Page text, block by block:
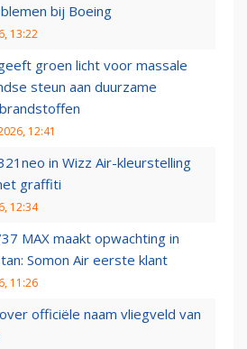
bij Boeing
13:22
groen licht voor massale
steun aan duurzame
12:41
in Wizz Air-kleurstelling
graffiti
12:34
MAX maakt opwachting in
Somon Air eerste klant
11:26
officiële naam vliegveld van